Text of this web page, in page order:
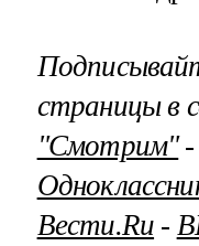
страницы в
"Смотрим"‐
Вести.Ru ‐